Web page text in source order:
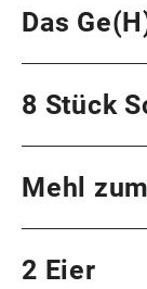
Das
8 Stück
Mehl
2 Eier